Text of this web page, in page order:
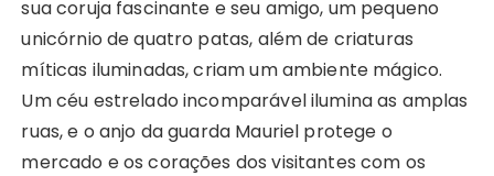
sua coruja fascinante e seu amigo, um pequeno
unicórnio de quatro patas, além de criaturas
míticas iluminadas, criam um ambiente mágico.
Um céu estrelado incomparável ilumina as amplas
ruas, e o anjo da guarda Mauriel protege o
mercado e os corações dos visitantes com os